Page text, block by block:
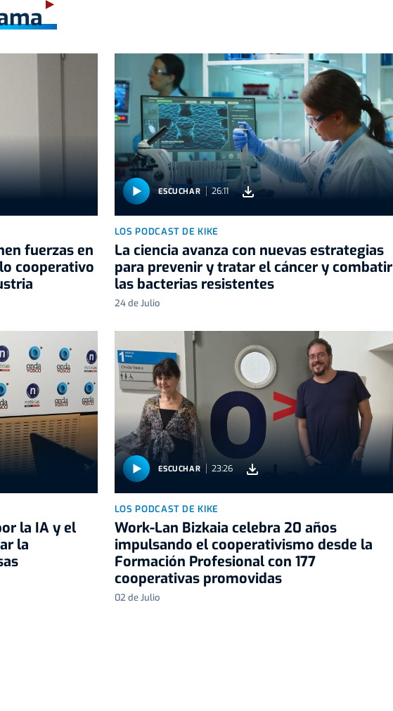
fuerzas en
cooperativo
ESCUCHAR 26:11
LOS PODCAST DE KIKE
La ciencia avanza con nuevas estrategias
para prevenir y tratar el cáncer y combatir
las bacterias resistentes
24 de Julio
la IA y el
la
ESCUCHAR 23:26
LOS PODCAST DE KIKE
Work-Lan Bizkaia celebra 20 años
impulsando el cooperativismo desde la
Formación Profesional con 177
cooperativas promovidas
02 de Julio